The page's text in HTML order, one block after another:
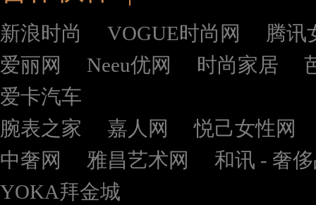
新浪时尚 VOGUE时尚网
腾讯
爱丽网
Neeu优网 时尚家居
爱卡汽车
腕表之家
嘉人网
悦己女性网
中奢网
雅昌艺术网
和讯 - 奢
YOKA拜金城